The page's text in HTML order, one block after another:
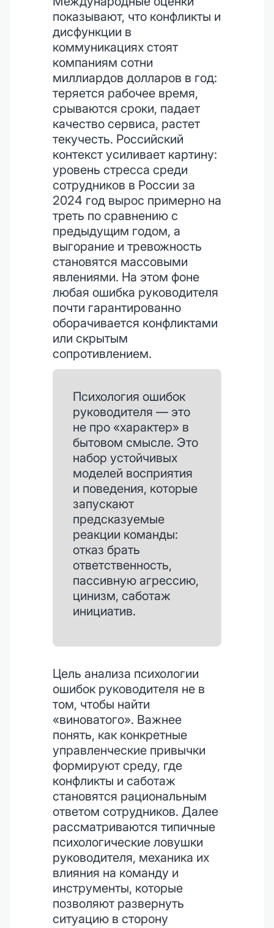
показывают, что конфликты и
дисфункции в
коммуникациях стоят
компаниям сотни
миллиардов долларов в год:
теряется рабочее время,
срываются сроки, падает
качество сервиса, растет
текучесть. Российский
контекст усиливает картину:
уровень стресса среди
сотрудников в России за
2024 год вырос примерно на
треть по сравнению с
предыдущим годом, а
выгорание и тревожность
становятся массовыми
явлениями. На этом фоне
любая ошибка руководителя
почти гарантированно
оборачивается конфликтами
или скрытым
сопротивлением.
Психология ошибок
руководителя — это
не про «характер» в
бытовом смысле. Это
набор устойчивых
моделей восприятия
и поведения, которые
запускают
предсказуемые
реакции команды:
отказ брать
ответственность,
пассивную агрессию,
цинизм, саботаж
инициатив.
Цель анализа психологии
ошибок руководителя не в
том, чтобы найти
«виноватого». Важнее
понять, как конкретные
управленческие привычки
формируют среду, где
конфликты и саботаж
становятся рациональным
ответом сотрудников. Далее
рассматриваются типичные
психологические ловушки
руководителя, механика их
влияния на команду и
инструменты, которые
позволяют развернуть
ситуацию в сторону